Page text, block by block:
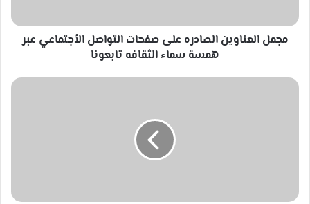
همسة
سماء
مجمل العناوين الصادره على صفحات التواصل الأجتماعي عبر
همسة سماء الثقافه تابعونا
*